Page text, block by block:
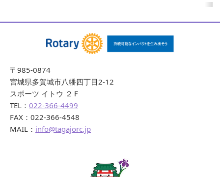
〒985-0874
宮城県多賀城市八幡四丁目2-12
スポーツ イトウ ２Ｆ
TEL： 022-366-4499
FAX：022-366-4548
MAIL： info@tagajorc.jp